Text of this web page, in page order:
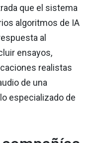
que el sistema
algoritmos de IA
al
ensayos,
realistas
de una
especializado de